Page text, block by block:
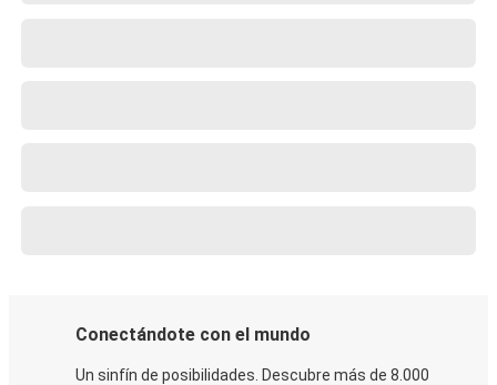
Conectándote con el mundo
Un sinfín de posibilidades. Descubre más de 8.000